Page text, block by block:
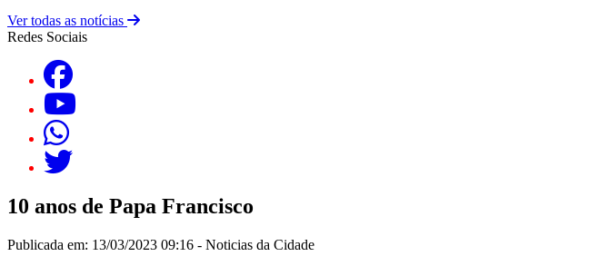
Ver todas as notícias
Redes Sociais
10 anos de Papa Francisco
Publicada em: 13/03/2023 09:16 - Noticias da Cidade